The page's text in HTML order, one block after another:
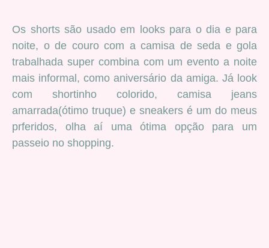
Os shorts são usado em looks para o dia e para
noite, o de couro com a camisa de seda e gola
trabalhada super combina com um evento a noite
mais informal, como aniversário da amiga. Já look
com shortinho colorido, camisa jeans
amarrada(ótimo truque) e sneakers é um do meus
prferidos, olha aí uma ótima opção para um
passeio no shopping.